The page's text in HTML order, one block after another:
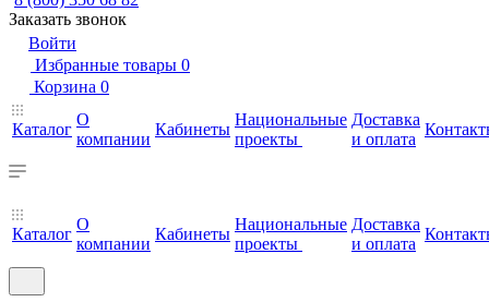
Заказать звонок
Войти
Избранные товары 0
Корзина 0
Каталог
О
компании
Кабинеты
Национальные
проекты
Доставка
и оплата
Каталог
О
компании
Кабинеты
Национальные
проекты
Доставка
и оплата